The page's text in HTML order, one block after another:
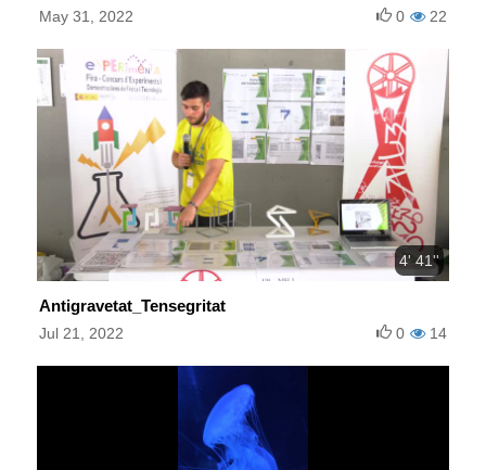
May 31, 2022 22
0
4' 41''
Antigravetat_Tensegritat
Jul 21, 2022 14
0